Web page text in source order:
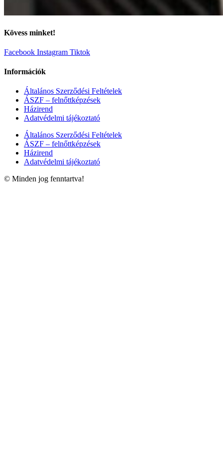
Kövess minket!
Facebook Instagram Tiktok
Információk
Általános Szerződési Feltételek
ÁSZF – felnőttképzések
Házirend
Adatvédelmi tájékoztató
Általános Szerződési Feltételek
ÁSZF – felnőttképzések
Házirend
Adatvédelmi tájékoztató
© Minden jog fenntartva!